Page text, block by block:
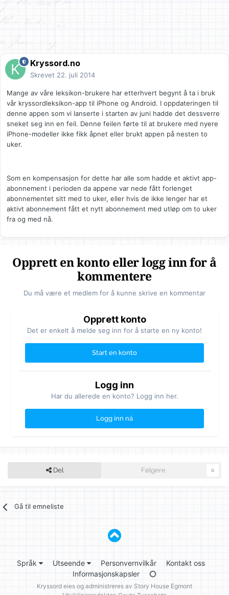
Kryssord.no
Skrevet 22. juli 2014
Mange av våre leksikon-brukere har etterhvert begynt å ta i bruk
vår kryssordleksikon-app til iPhone og Android. I oppdateringen til
denne appen som vi lanserte i starten av juni hadde det dessverre
sneket seg inn en feil. Denne feilen førte til at brukere med nyere
iPhone-modeller ikke fikk åpnet eller brukt appen på nesten to
uker.
Som en kompensasjon for dette har alle som hadde et aktivt app-
abonnement i perioden da appene var nede fått forlenget
abonnementet sitt med to uker, eller hvis de ikke lenger har et
aktivt abonnement fått et nytt abonnement med utløp om to uker
fra og med nå.
Opprett en konto eller logg inn for å
kommentere
Du må være et medlem for å kunne skrive en kommentar
Opprett konto
Det er enkelt å melde seg inn for å starte en ny konto!
Start en konto
Logg inn
Har du allerede en konto? Logg inn her.
Logg inn nå
Del Følgere 0
Gå til emneliste
Språk Utseende Personvernvilkår
Kontakt oss
Informasjonskapsler
Kryssord eies og administreres av Story House Egmont